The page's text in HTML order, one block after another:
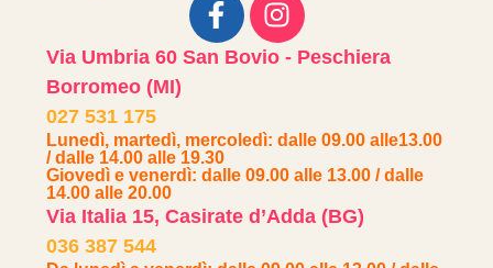
Via Umbria 60 San Bovio - Peschiera
Borromeo (MI)
027 531 175
Lunedì, martedì, mercoledì: dalle 09.00 alle13.00
/ dalle 14.00 alle 19.30
Giovedì e venerdì: dalle 09.00 alle 13.00 / dalle
14.00 alle 20.00
Via Italia 15, Casirate d’Adda (BG)
036 387 544